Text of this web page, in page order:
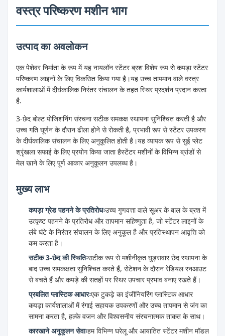
वस्त्र परिष्करण मशीन भाग
उत्पाद का अवलोकन
एक पेशेवर निर्माता के रूप में यह नायलॉन स्टेंटर ब्रश विशेष रूप से कपड़ा स्टेंटर
परिष्करण लाइनों के लिए विकसित किया गया है।यह उच्च तापमान वाले वस्त्र
कार्यशालाओं में दीर्घकालिक निरंतर संचालन के तहत स्थिर प्रदर्शन प्रदान करता
है.
3-छेद बोल्ट पोजिशनिंग संरचना सटीक समकक्ष स्थापना सुनिश्चित करती है और
उच्च गति घूर्णन के दौरान ढीला होने से रोकती है, प्रभावी रूप से स्टेंटर उपकरण
के दीर्घकालिक संचालन के लिए अनुकूलित होती है।यह व्यापक रूप से सुई प्लेट
श्रृंखला सफाई के लिए प्रयोग किया जाता हैस्टेंटर मशीनों के विभिन्न ब्रांडों से
मेल खाने के लिए पूर्ण आकार अनुकूलन उपलब्ध है।
मुख्य लाभ
कपड़ा ग्रेड पहनने के प्रतिरोधःउच्च गुणवत्ता वाले सूअर के बाल के ब्रश में
उत्कृष्ट पहनने के प्रतिरोध और तापमान सहिष्णुता है, जो स्टेंटर लाइनों के
लंबे घंटे के निरंतर संचालन के लिए अनुकूल है और प्रतिस्थापन आवृत्ति को
कम करता है।
सटीक 3-छेद की स्थितिःसटीक रूप से मशीनीकृत घुड़सवार छेद स्थापना के
बाद उच्च समकक्षता सुनिश्चित करते हैं, रोटेशन के दौरान रेडियल रनआउट
से बचते हैं और कपड़े की सतहों पर स्थिर उपचार प्रभाव बनाए रखते हैं।
प्रबलित प्लास्टिक आधारःएक टुकड़े का इंजीनियरिंग प्लास्टिक आधार
कपड़ा कार्यशालाओं में रंगाई सहायक उपकरणों और उच्च तापमान से जंग का
सामना करता है, हल्के वजन और विश्वसनीय संरचनात्मक ताकत के साथ।
कारखाने अनुकूलन सेवाःहम विभिन्न घरेलू और आयातित स्टेंटर मशीन मॉडल